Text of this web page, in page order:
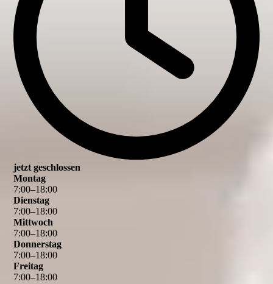
jetzt geschlossen
Montag
7:00–18:00
Dienstag
7:00–18:00
Mittwoch
7:00–18:00
Donnerstag
7:00–18:00
Freitag
7:00–18:00